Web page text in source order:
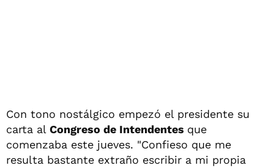
Con tono nostálgico empezó el presidente su
carta al Congreso de Intendentes que
comenzaba este jueves. "Confieso que me
resulta bastante extraño escribir a mi propia